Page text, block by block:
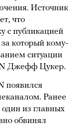
Источник
что
с публикацией
который кому-
ситуации
Джефф Цукер.
появился
Ранее
из главных
обвинял